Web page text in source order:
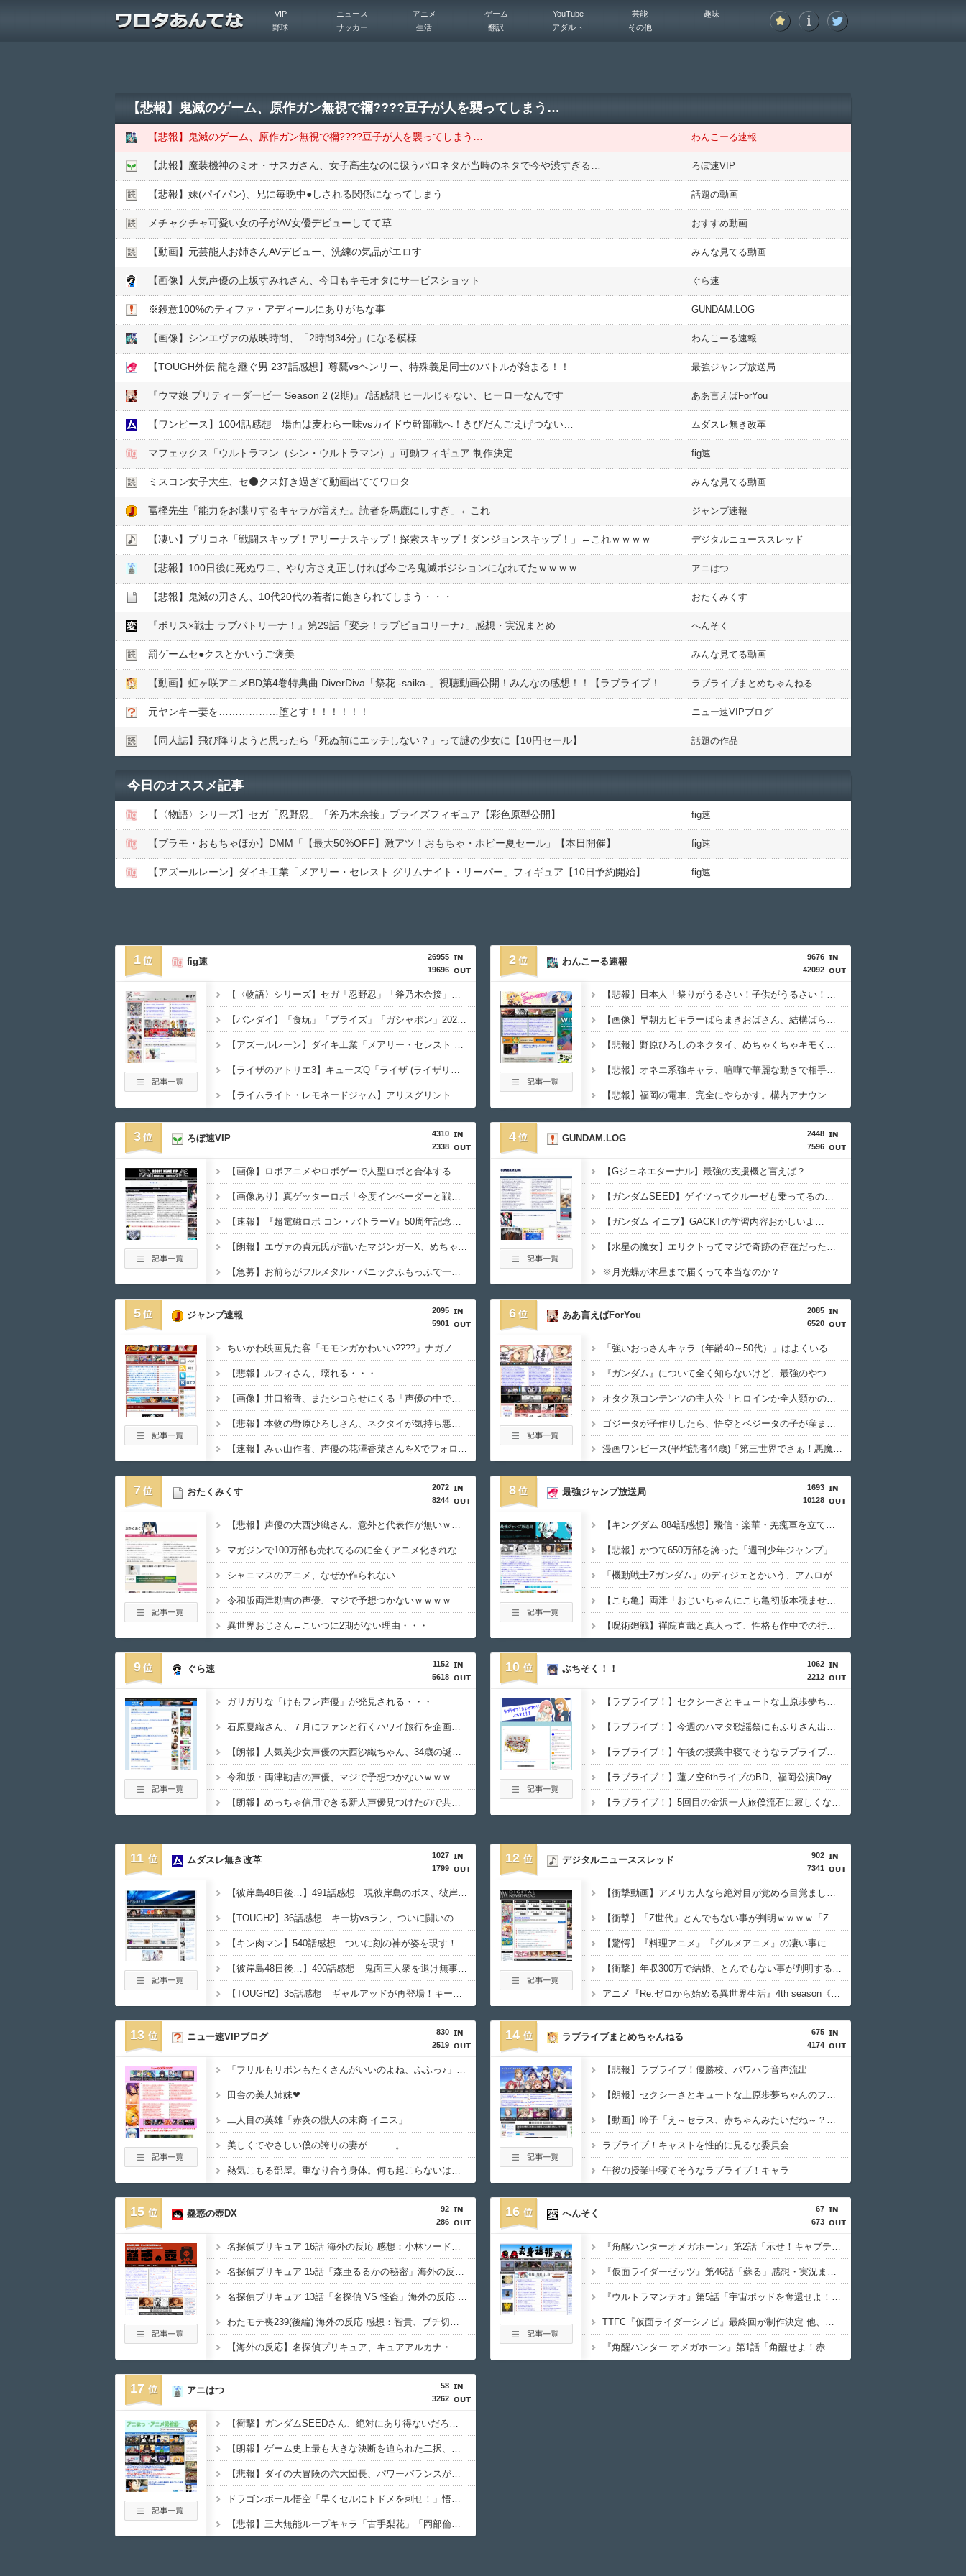
VIP ニュース アニメ ゲーム YouTube 芸能
趣味
野球
サッカー 生活 翻訳 アダルト その他
【悲報】鬼滅のゲーム、原作ガン無視で禰????豆子が人を襲ってしまう…
【悲報】鬼滅のゲーム、原作ガン無視で禰????豆子が人を襲ってしまう… わんこーる速報
【悲報】魔装機神のミオ・サスガさん、女子高生なのに扱うパロネタが当時のネタで今や渋すぎる… ろぼ速VIP
【悲報】妹(パイパン)、兄に毎晩中●︎しされる関係になってしまう 話題の動画
メチャクチャ可愛い女の子がAV女優デビューしてて草 おすすめ動画
【動画】元芸能人お姉さんAVデビュー、洗練の気品がエロす みんな見てる動画
【画像】人気声優の上坂すみれさん、今日もキモオタにサービスショット ぐら速
※殺意100%のティファ・アディールにありがちな事 GUNDAM.LOG
【画像】シンエヴァの放映時間、「2時間34分」になる模様… わんこーる速報
【TOUGH外伝 龍を継ぐ男 237話感想】尊鷹vsヘンリー、特殊義足同士のバトルが始まる！！ 最強ジャンプ放送局
『ウマ娘 プリティーダービー Season 2 (2期)』7話感想 ヒールじゃない、ヒーローなんです ああ言えばForYou
【ワンピース】1004話感想 場面は麦わら一味vsカイドウ幹部戦へ！きびだんごえげつない… ムダスレ無き改革
マフェックス「ウルトラマン（シン・ウルトラマン）」可動フィギュア 制作決定 fig速
ミスコン女子大生、セ⚫️クス好き過ぎて動画出ててワロタ みんな見てる動画
冨樫先生「能力をお喋りするキャラが増えた。読者を馬鹿にしすぎ」←これ ジャンプ速報
【凄い】プリコネ「戦闘スキップ！アリーナスキップ！探索スキップ！ダンジョンスキップ！」←これｗｗｗｗ デジタルニューススレッド
【悲報】100日後に死ぬワニ、やり方さえ正しければ今ごろ鬼滅ポジションになれてたｗｗｗｗ アニはつ
【悲報】鬼滅の刃さん、10代20代の若者に飽きられてしまう・・・ おたくみくす
『ポリス×戦士 ラブパトリーナ！』第29話「変身！ラブピョコリーナ♪」感想・実況まとめ へんそく
罰ゲームセ●︎クスとかいうご褒美 みんな見てる動画
ラブライブまとめちゃんねる
元ヤンキー妻を………………堕とす！！！！！！ ニュー速VIPブログ
【同人誌】飛び降りようと思ったら「死ぬ前にエッチしない？」って謎の少女に【10円セール】 話題の作品
今日のオススメ記事
【〈物語〉シリーズ】セガ「忍野忍」「斧乃木余接」プライズフィギュア【彩色原型公開】 fig速
【プラモ・おもちゃほか】DMM「【最大50%OFF】激アツ！おもちゃ・ホビー夏セール」【本日開催】 fig速
【アズールレーン】ダイキ工業「メアリー・セレスト グリムナイト・リーパー」フィギュア【10日予約開始】 fig速
1
26955
19696
fig速
【〈物語〉シリーズ】セガ「忍野忍」「斧乃木余接」プライズフィギュア【彩色原型公開】
【バンダイ】「食玩」「プライズ」「ガシャポン」2026年8月発売商品【発売スケジュール】
【アズールレーン】ダイキ工業「メアリー・セレスト グリムナイト・リーパー」フィギュア【10日予約開始】
【ライザのアトリエ3】キューズQ「ライザ (ライザリン・シュタウト) ウェディングStyle」フィギュア【予約開始】
【ライムライト・レモネードジャム】アリスグリント「陽見恵凪」フィギュア【明日予約開始】
2
9676
42092
わんこーる速報
【悲報】日本人「祭りがうるさい！子供がうるさい！うるさいうるさいうるさい！日本を無音の世界にしろ」
【画像】早朝カビキラーばらまきおばさん、結構ばらまくｗｗｗｗ
【悲報】野原ひろしのネクタイ、めちゃくちゃキモくて草ｗｗｗｗ
【悲報】オネエ系強キャラ、喧嘩で華麗な動きで相手をKOするｗｗｗｗ
【悲報】福岡の電車、完全にやらかす。構内アナウンスでド下ネタを連発するｗｗｗｗｗ
3
4310
2338
ろぼ速VIP
【画像】ロボアニメやロボゲーで人型ロボと合体する巨大なオプション装備に脳を焼かれた事がある奴ｗｗｗｗ
【画像あり】真ゲッターロボ「今度インベーダーと戦うんですって？コツ教えましょうか？」ガンダム「…」
【速報】『超電磁ロボ コン・バトラーV』50周年記念特別映像が公開！コン・バトラーV6…！？ビクトリーファイブのコン・バトラーV6じゃないか！！！（動画あり）
【朗報】エヴァの貞元氏が描いたマジンガーX、めちゃくちゃカッコいい…（画像あり）
【急募】お前らがフルメタル・パニックふもっふで一番好きな回（画像あり）
4
2448
7596
GUNDAM.LOG
【Gジェネエターナル】最強の支援機と言えば？
【ガンダムSEED】ゲイツってクルーゼも乗ってるのにあんまり活躍したイメージがない
【ガンダム イニブ】GACKTの学習内容おかしいよ…
【水星の魔女】エリクトってマジで奇跡の存在だったんだよな
※月光蝶が木星まで届くって本当なのか？
5
2095
5901
ジャンプ速報
ちいかわ映画見た客「モモンガかわいい????」ナガノ「ほなそろそろモモンガ■すで～」
【悲報】ルフィさん、壊れる・・・
【画像】井口裕香、またシコらせにくる「声優の中で一番お尻が仕上がってる」
【悲報】本物の野原ひろしさん、ネクタイが気持ち悪いことになる
【速報】みぃ山作者、声優の花澤香菜さんをXでフォローｗｗｗｗｗｗｗｗ
6
2085
6520
ああ言えばForYou
「強いおっさんキャラ（年齢40～50代）」はよくいるけど「強いおばさん」はいない…
『ガンダム』について全く知らないけど、最強のやつはどんなの？
オタク系コンテンツの主人公「ヒロインか全人類かの二択…ボクはヒロインを選ぶっ！ｗｗ」←こういうの
ゴジータが子作りしたら、悟空とベジータの子が産まれるってこと？
漫画ワンピース(平均読者44歳)「第三世界でさぁ！悪魔がいてさぁ！世界を創った19の武器がさぁ！」
7
2072
8244
おたくみくす
【悲報】声優の大西沙織さん、意外と代表作が無いｗｗｗｗ
マガジンで100万部も売れてるのに全くアニメ化されないこのお漫画????????
シャニマスのアニメ、なぜか作られない
令和版両津勘吉の声優、マジで予想つかないｗｗｗｗ
異世界おじさん←こいつに2期がない理由・・・
8
1693
10128
最強ジャンプ放送局
【キングダム 884話感想】飛信・楽華・羌瘣軍を立て直し、再び李牧を討つための作戦とは…！？
【悲報】かつて650万部を誇った「週刊少年ジャンプ」、ついに発行部数が100万部を割る・・・
「機動戦士Ζガンダム」のディジェとかいう、アムロが乗っただけで評価されたモビルスーツ！！
【こち亀】両津「おじいちゃんにこち亀初版本読ませてもらってねー。内容は全く変わらないから」→結果ｗｗｗ
【呪術廻戦】禪院直哉と真人って、性格も作中での行いも末路も似たような二人なのに人気に差があるのが納得いかない！！
9
1152
5618
ぐら速
ガリガリな「けもフレ声優」が発見される・・・
石原夏織さん、７月にファンと行くハワイ旅行を企画してしまう・・・
【朗報】人気美少女声優の大西沙織ちゃん、34歳の誕生日を迎える・・・
令和版・両津勘吉の声優、マジで予想つかないｗｗｗ
【朗報】めっちゃ信用できる新人声優見つけたので共有します・・・
10
1062
2212
ぷちそく！！
【ラブライブ！】セクシーさとキュートな上原歩夢ちゃんのフィギュアが制作決定！【虹ヶ咲】
【ラブライブ！】今週のハマタ歌謡祭にもふりさん出るじゃねーか
【ラブライブ！】午後の授業中寝てそうなラブライブキャラ
【ラブライブ！】蓮ノ空6thライブのBD、福岡公演Day.1と埼玉公演Day.2のみ ←これ
【ラブライブ！】5回目の金沢一人旅僕流石に寂しくなってくる
11
1027
1799
ムダスレ無き改革
【彼岸島48日後…】491話感想 現彼岸島のボス、彼岸王子が登場！
【TOUGH2】36話感想 キー坊vsラン、ついに闘いのゴングが鳴る！
【キン肉マン】540話感想 ついに刻の神が姿を現す！そしてピノという謎の女超人？も登場
【彼岸島48日後…】490話感想 鬼面三人衆を退け無事都外へ進出成功！給水車破壊作戦へ
【TOUGH2】35話感想 ギャルアッドが再登場！キー坊とスパーして試合のセコンドに！？
12
902
7341
デジタルニューススレッド
【衝撃動画】アメリカ人なら絶対目が覚める目覚まし時計がこちら…凄すぎる…
【衝撃】「Z世代」とんでもない事が判明ｗｗｗｗ「Z世代」がここまで酷すぎる理由がこちら…ヤバすぎる…
【驚愕】『料理アニメ』『グルメアニメ』の凄い事に気付いたｗｗｗｗ『グルメアニメ』って当たり少ないよな…『異世界食堂』ぐらいじゃないか…もしかして…
【衝撃】年収300万で結婚、とんでもない事が判明するｗｗｗｗ年収300万で結婚して家庭持って家建てて車まで持ってる人…もしかして年収300万は…
アニメ『Re:ゼロから始める異世界生活』4th season《奪還編》PV公開！！！！
13
830
2519
ニュー速VIPブログ
「フリルもリボンもたくさんがいいのよね、ふふっ♪」対魔忍RPG・新イベント『バニーとヨミハラクライシス』
田舎の美人姉妹❤
二人目の英雄「赤炎の獣人の末裔 イニス」
美しくてやさしい僕の誇りの妻が………。
熱気こもる部屋。重なり合う身体。何も起こらないはずがなく……
14
675
4174
ラブライブまとめちゃんねる
【悲報】ラブライブ！優勝校、パワハラ音声流出
【朗報】セクシーさとキュートな上原歩夢ちゃんのフィギュアが制作決定！【ラブライブ！虹ヶ咲】
【動画】吟子「え～セラス、赤ちゃんみたいだね～？」←これ【ラブライブ！蓮ノ空】
ラブライブ！キャストを性的に見るな委員会
午後の授業中寝てそうなラブライブ！キャラ
15
92
286
蠱惑の壺DX
名探偵プリキュア 16話 海外の反応 感想：小林ソード、かっこいい。
名探偵プリキュア 15話「森亜るるかの秘密」海外の反応 感想：るるかさん43歳…
名探偵プリキュア 13話「名探偵 VS 怪盗」海外の反応 感想：アルカナシャドウの腋に無事興奮する海外の紳士たち
わたモテ喪239(後編) 海外の反応 感想：智貴、ブチ切れる。
【海外の反応】名探偵プリキュア、キュアアルカナ・シャドウ待望のデビューに海外の大きいお友達もぷいきゅあがんばえ～してしまう
16
67
673
へんそく
『角醒ハンターオメガホーン』第2話「示せ！キャプテンの資格！」感想・実況まとめ
『仮面ライダーゼッツ』第46話「蘇る」感想・実況まとめ
『ウルトラマンテオ』第5話「宇宙ポッドを奪還せよ！」感想・実況まとめ
TTFC『仮面ライダーシノビ』最終回が制作決定 他、今週の備忘録（2026/7/24～2026/7/30）
『角醒ハンター オメガホーン』第1話「角醒せよ！赤き角獣王！」感想・実況まとめ
17
58
3262
アニはつ
【衝撃】ガンダムSEEDさん、絶対にあり得ないだろって設定がこちらｗｗｗ
【朗報】ゲーム史上最も大きな決断を迫られた二択、ガチ決定ｗｗｗ
【悲報】ダイの大冒険の六大団長、パワーバランスがガチめちゃくちゃｗｗｗ
ドラゴンボール悟空「早くセルにトドメを刺せ！」悟飯「わかりましたお父さん」←これｗｗｗ
【悲報】三大無能ループキャラ「古手梨花」「岡部倫太郎」「暁美ほむら」←これｗｗｗ